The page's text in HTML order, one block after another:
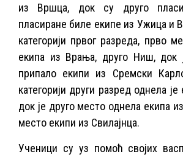
из Вршца, док су друго
пласиране биле екипе из Ужица и
категорији првог разреда, прво
екипа из Врања, друго Ниш, док
припало екипи из Сремски
категорији други разред однела
док је друго место однела екипа
место екипи из Свилајнца.
Ученици су уз помоћ својих